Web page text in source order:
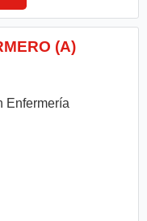
(A)
Enfermería